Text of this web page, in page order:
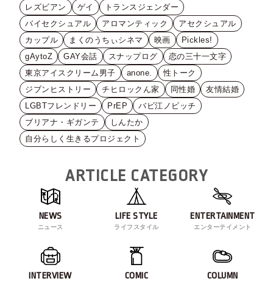
レズビアン ゲイ
トランスジェンダー
バイセクシュアル
アロマンティック
アセクシュアル
カップル
まくのうちぃシネマ 映画
Pickles!
gAytoZ
GAY会話 スナップログ
恋の三十一文字
東京アイスクリーム男子
anone.
性トーク
ジブンヒストリー
チヒロックん家 同性婚
友情結婚
LGBTフレンドリー
PrEP
バビ江ノビッチ
ブリアナ・ギガンテ
しんたか
自分らしく生きるプロジェクト
ARTICLE CATEGORY
NEWS
ニュース
LIFE STYLE
ライフスタイル
ENTERTAINMENT
エンターテイメント
INTERVIEW COMIC COLUMN